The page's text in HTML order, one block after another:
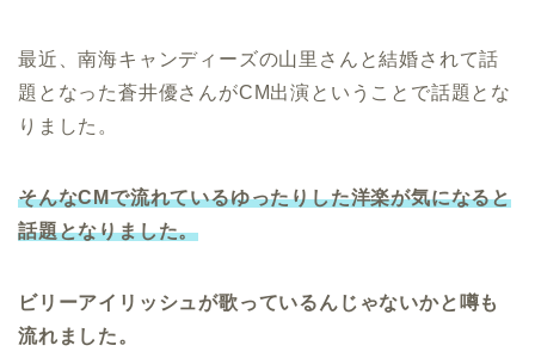
最近、南海キャンディーズの山里さんと結婚されて話
題となった蒼井優さんがCM出演ということで話題とな
りました。
そんなCMで流れているゆったりした洋楽が気になると
話題となりました。
ビリーアイリッシュが歌っているんじゃないかと噂も
流れました。